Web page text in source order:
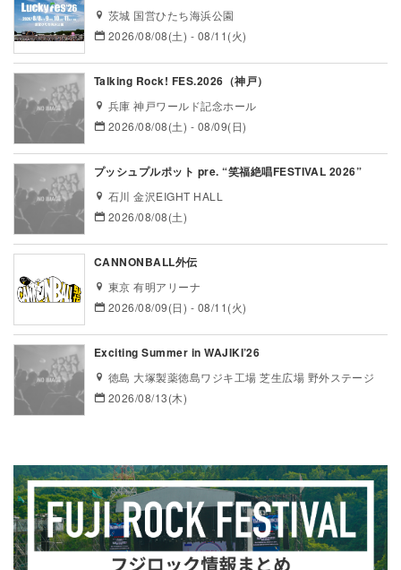
茨城 国営ひたち海浜公園
2026/08/08(土) - 08/11(火)
Talking Rock! FES.2026（神戸）
兵庫 神戸ワールド記念ホール
2026/08/08(土) - 08/09(日)
プッシュプルポット pre. “笑福絶唱FESTIVAL 2026”
石川 金沢EIGHT HALL
2026/08/08(土)
CANNONBALL外伝
東京 有明アリーナ
2026/08/09(日) - 08/11(火)
Exciting Summer in WAJIKI’26
徳島 大塚製薬徳島ワジキ工場 芝生広場 野外ステージ
2026/08/13(木)